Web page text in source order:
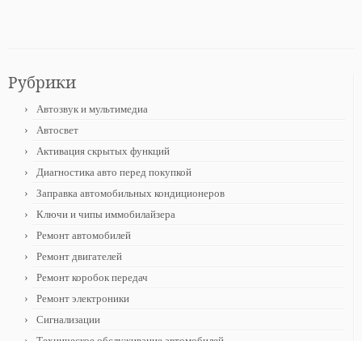
Рубрики
Автозвук и мультимедиа
Автосвет
Активация скрытых функций
Диагностика авто перед покупкой
Заправка автомобильных кондиционеров
Ключи и чипы иммобилайзера
Ремонт автомобилей
Ремонт двигателей
Ремонт коробок передач
Ремонт электроники
Сигнализации